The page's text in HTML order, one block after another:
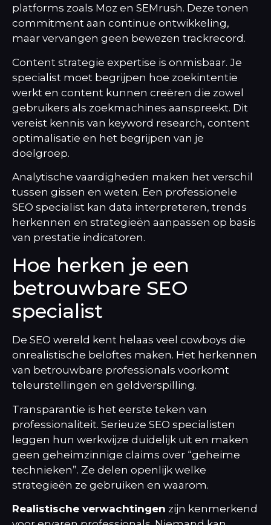
platforms zoals Moz en SEMrush. Deze tonen
commitment aan continue ontwikkeling,
maar vervangen geen bewezen trackrecord.
Content strategie expertise is onmisbaar. Je
specialist moet begrijpen hoe zoekintentie
werkt en content kunnen creëren die zowel
gebruikers als zoekmachines aanspreekt. Dit
vereist kennis van keyword research, content
optimalisatie en het begrijpen van je
doelgroep.
Analytische vaardigheden maken het verschil
tussen gissen en weten. Een professionele
SEO specialist kan data interpreteren, trends
herkennen en strategieën aanpassen op basis
van prestatie indicatoren.
Hoe herken je een
betrouwbare SEO
specialist
De SEO wereld kent helaas veel cowboys die
onrealistische beloftes maken. Het herkennen
van betrouwbare professionals voorkomt
teleurstellingen en geldverspilling.
Transparantie is het eerste teken van
professionaliteit. Serieuze SEO specialisten
leggen hun werkwijze duidelijk uit en maken
geen geheimzinnige claims over “geheime
technieken”. Ze delen openlijk welke
strategieën ze gebruiken en waarom.
Realistische verwachtingen zijn kenmerkend